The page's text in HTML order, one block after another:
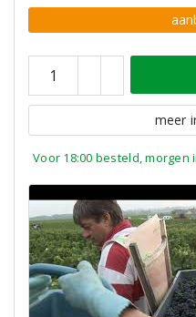
meer
Voor 18:00 besteld, morgen